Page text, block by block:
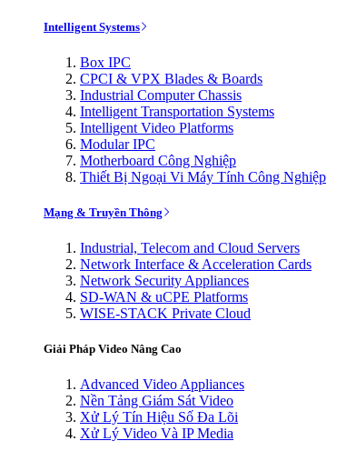
Intelligent Systems
Box IPC
CPCI & VPX Blades & Boards
Industrial Computer Chassis
Intelligent Transportation Systems
Intelligent Video Platforms
Modular IPC
Motherboard Công Nghiệp
Thiết Bị Ngoại Vi Máy Tính Công Nghiệp
Mạng & Truyền Thông
Industrial, Telecom and Cloud Servers
Network Interface & Acceleration Cards
Network Security Appliances
SD-WAN & uCPE Platforms
WISE-STACK Private Cloud
Giải Pháp Video Nâng Cao
Advanced Video Appliances
Nền Tảng Giám Sát Video
Xử Lý Tín Hiệu Số Đa Lõi
Xử Lý Video Và IP Media